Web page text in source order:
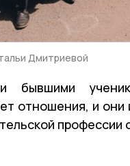
Дмитриевой
бывшими
отношения, и они
профессии